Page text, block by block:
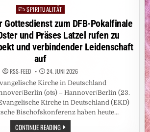
PostedSPIRITUALITÄT
Gottesdienst zum DFB-Pokalfinale
und Präses Latzel rufen zu
und verbindender Leidenschaft
auf
RSS-FEED 24. JUNI 2026
Kirche in Deutschland
Berlin (ots) – Hannover/Berlin (23.
Kirche in Deutschland (EKD)
Bischofskonferenz haben heute…
CONTINUE READINGÖKUMENISCHER